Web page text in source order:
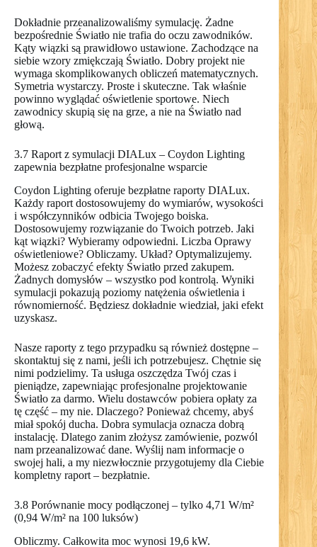
Dokładnie przeanalizowaliśmy symulację. Żadne
bezpośrednie Światło nie trafia do oczu zawodników.
Kąty wiązki są prawidłowo ustawione. Zachodzące na
siebie wzory zmiękczają Światło. Dobry projekt nie
wymaga skomplikowanych obliczeń matematycznych.
Symetria wystarczy. Proste i skuteczne. Tak właśnie
powinno wyglądać oświetlenie sportowe. Niech
zawodnicy skupią się na grze, a nie na Światło nad
głową.
3.7 Raport z symulacji DIALux – Coydon Lighting
zapewnia bezpłatne profesjonalne wsparcie
Coydon Lighting oferuje bezpłatne raporty DIALux.
Każdy raport dostosowujemy do wymiarów, wysokości
i współczynników odbicia Twojego boiska.
Dostosowujemy rozwiązanie do Twoich potrzeb. Jaki
kąt wiązki? Wybieramy odpowiedni. Liczba Oprawy
oświetleniowe? Obliczamy. Układ? Optymalizujemy.
Możesz zobaczyć efekty Światło przed zakupem.
Żadnych domysłów – wszystko pod kontrolą. Wyniki
symulacji pokazują poziomy natężenia oświetlenia i
równomierność. Będziesz dokładnie wiedział, jaki efekt
uzyskasz.
Nasze raporty z tego przypadku są również dostępne –
skontaktuj się z nami, jeśli ich potrzebujesz. Chętnie się
nimi podzielimy. Ta usługa oszczędza Twój czas i
pieniądze, zapewniając profesjonalne projektowanie
Światło za darmo. Wielu dostawców pobiera opłaty za
tę część – my nie. Dlaczego? Ponieważ chcemy, abyś
miał spokój ducha. Dobra symulacja oznacza dobrą
instalację. Dlatego zanim złożysz zamówienie, pozwól
nam przeanalizować dane. Wyślij nam informacje o
swojej hali, a my niezwłocznie przygotujemy dla Ciebie
kompletny raport – bezpłatnie.
3.8 Porównanie mocy podłączonej – tylko 4,71 W/m²
(0,94 W/m² na 100 luksów)
Obliczmy. Całkowita moc wynosi 19,6 kW.